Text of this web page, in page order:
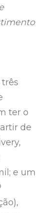
ter o
de
e um